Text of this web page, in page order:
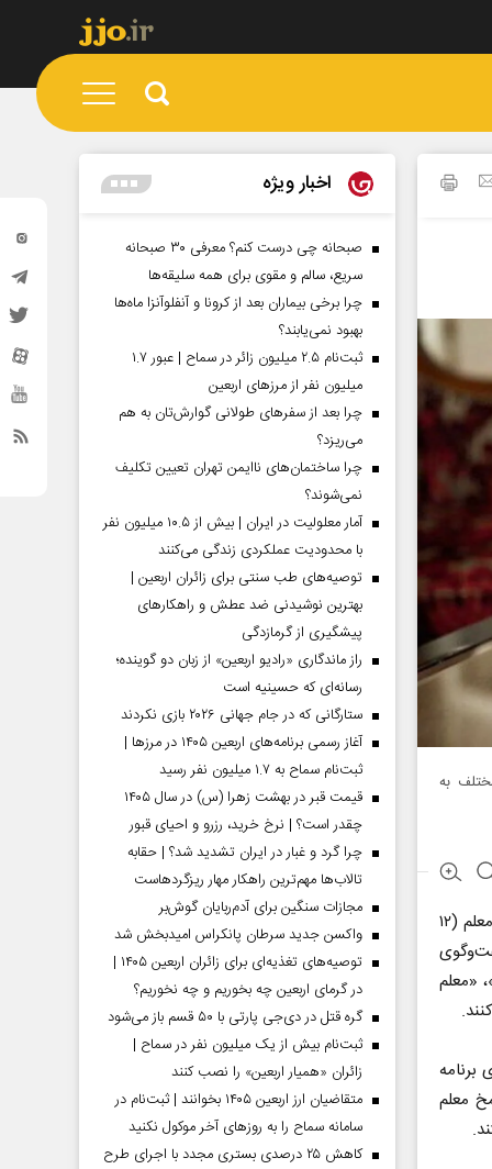
به
از روابط عمومی معاونت صدا، شبکه‌های رادیویی ویژه روز معلم (۱۲
«معلم
معلم
اخبار ویژه
صبحانه چی درست کنم؟ معرفی ۳۰ صبحانه
سریع، سالم و مقوی برای همه سلیقه‌ها
چرا برخی بیماران بعد از کرونا و آنفلوآنزا ماه‌ها
بهبود نمی‌یابند؟
ثبت‌نام ۲.۵ میلیون زائر در سماح | عبور ۱.۷
میلیون نفر از مرز‌های اربعین
چرا بعد از سفرهای طولانی گوارش‌تان به هم
می‌ریزد؟
چرا ساختمان‌های ناایمن تهران تعیین تکلیف
نمی‌شوند؟
آمار معلولیت در ایران | بیش از ۱۰.۵ میلیون نفر
با محدودیت عملکردی زندگی می‌کنند
توصیه‌های طب سنتی برای زائران اربعین |
بهترین نوشیدنی ضد عطش و راهکارهای
پیشگیری از گرمازدگی
راز ماندگاری «رادیو اربعین» از زبان دو گوینده؛
رسانه‌ای که حسینیه است
ستارگانی که در جام جهانی ۲۰۲۶ بازی نکردند
آغاز رسمی برنامه‌های اربعین ۱۴۰۵ در مرز‌ها |
ثبت‌نام سماح به ۱.۷ میلیون نفر رسید
قیمت قبر در بهشت زهرا (س) در سال ۱۴۰۵
چقدر است؟ | نرخ خرید، رزرو و احیای قبور
چرا گرد و غبار در ایران تشدید شد؟ | حقابه
تالاب‌ها مهم‌ترین راهکار مهار ریزگردهاست
مجازات سنگین برای آدم‌ربایان گوش‌بر
واکسن جدید سرطان پانکراس امیدبخش شد
توصیه‌های تغذیه‌ای برای زائران اربعین ۱۴۰۵ |
در گرمای اربعین چه بخوریم و چه نخوریم؟
گره قتل در دی‌جی پارتی با ۵۰ قسم باز می‌شود
ثبت‌نام بیش از یک میلیون نفر در سماح |
زائران «همیار اربعین» را نصب کنند
متقاضیان ارز اربعین ۱۴۰۵ بخوانند | ثبت‌نام در
سامانه سماح را به روز‌های آخر موکول نکنید
کاهش ۲۵ درصدی بستری مجدد با اجرای طرح